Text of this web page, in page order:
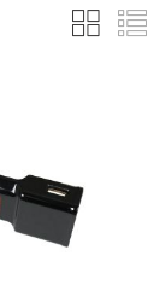
Anzeigen
als
Liste